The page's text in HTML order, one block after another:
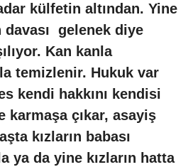
külfetin altından. Yine
davası gelenek diye
Kan kanla
temizlenir. Hukuk var
kendi hakkını kendisi
karmaşa çıkar, asayiş
kızların babası
ya da yine kızların hatta